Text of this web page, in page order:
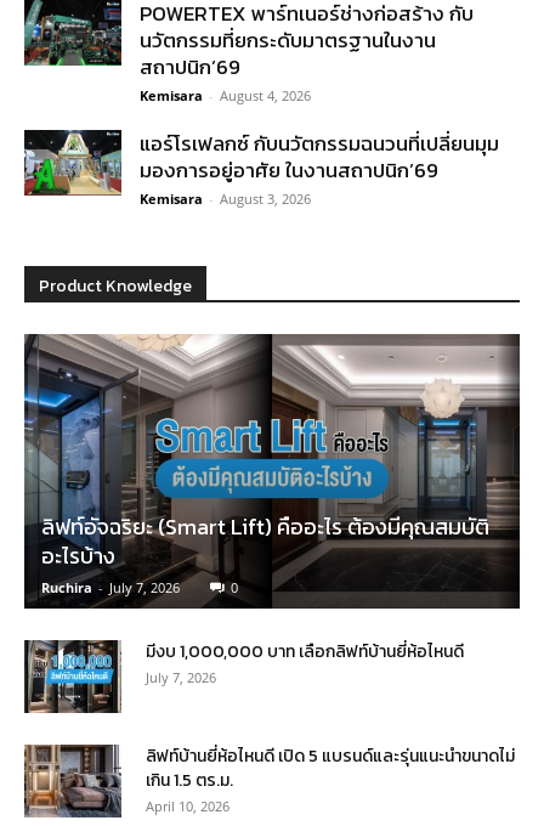
POWERTEX พาร์ทเนอร์ช่างก่อสร้าง กับ
นวัตกรรมที่ยกระดับมาตรฐานในงาน
สถาปนิก’69
Kemisara - August 4, 2026
แอร์โรเฟลกซ์ กับนวัตกรรมฉนวนที่เปลี่ยนมุม
มองการอยู่อาศัย ในงานสถาปนิก’69
Kemisara - August 3, 2026
Product Knowledge
ลิฟท์อัจฉริยะ (Smart Lift) คืออะไร ต้องมีคุณสมบัติ
อะไรบ้าง
Ruchira - July 7, 2026 0
มีงบ 1,000,000 บาท เลือกลิฟท์บ้านยี่ห้อไหนดี
July 7, 2026
ลิฟท์บ้านยี่ห้อไหนดี เปิด 5 แบรนด์และรุ่นแนะนำขนาดไม่
เกิน 1.5 ตร.ม.
April 10, 2026